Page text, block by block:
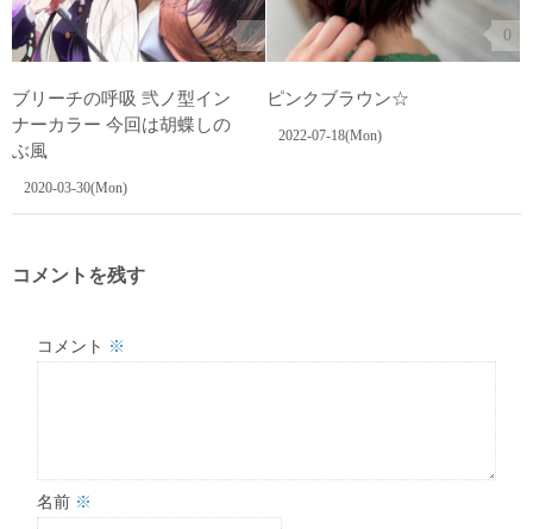
0
ブリーチの呼吸 弐ノ型イン
ナーカラー 今回は胡蝶しの
ぶ風
2020-03-30(Mon)
0
ピンクブラウン☆
2022-07-18(Mon)
コメントを残す
コメント ※
名前 ※